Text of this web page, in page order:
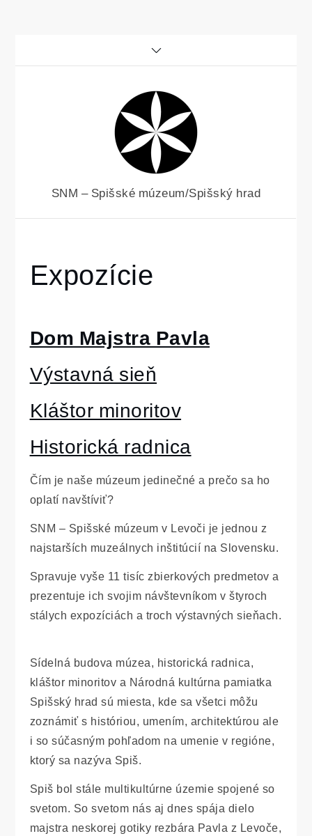
SNM – Spišské múzeum/Spišský hrad
Home
Expozície
Expozície
Dom Majstra Pavla
Výstavná sieň
Kláštor minoritov
Historická radnica
Čím je naše múzeum jedinečné a prečo sa ho
oplatí navštíviť?
SNM – Spišské múzeum v Levoči je jednou z
najstarších muzeálnych inštitúcií na Slovensku.
Spravuje vyše 11 tisíc zbierkových predmetov a
prezentuje ich svojim návštevníkom v štyroch
stálych expozíciách a troch výstavných sieňach.
Sídelná budova múzea, historická radnica,
kláštor minoritov a Národná kultúrna pamiatka
Spišský hrad sú miesta, kde sa všetci môžu
zoznámiť s históriou, umením, architektúrou ale
i so súčasným pohľadom na umenie v regióne,
ktorý sa nazýva Spiš.
Spiš bol stále multikultúrne územie spojené so
svetom. So svetom nás aj dnes spája dielo
majstra neskorej gotiky rezbára Pavla z Levoče,